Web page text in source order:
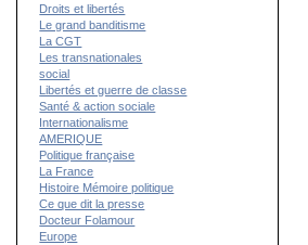
Droits et libertés
Le grand banditisme
La CGT
Les transnationales
social
Libertés et guerre de classe
Santé & action sociale
Internationalisme
AMERIQUE
Politique française
La France
Histoire Mémoire politique
Ce que dit la presse
Docteur Folamour
Europe